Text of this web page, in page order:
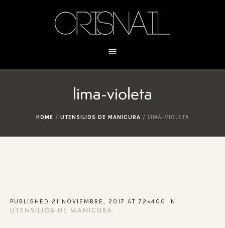
lima-violeta
HOME / UTENSILIOS DE MANICURA / LIMA-VIOLETA
PUBLISHED 21 NOVIEMBRE, 2017 AT 72×400 IN
UTENSILIOS DE MANICURA.